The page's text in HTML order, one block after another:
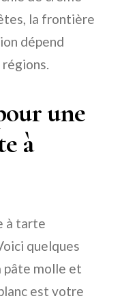
la frontière
dépend
une
à
à tarte
quelques
pâte molle et
est votre